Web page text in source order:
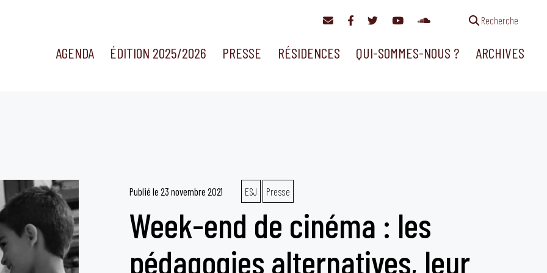
Recherche
AGENDA ÉDITION 2025/2026 PRESSE RÉSIDENCES QUI-SOMMES-NOUS ? ARCHIVES
Publié le23 novembre 2021 ESJ Presse
Week-end de cinéma : les
pédagogies alternatives, leur